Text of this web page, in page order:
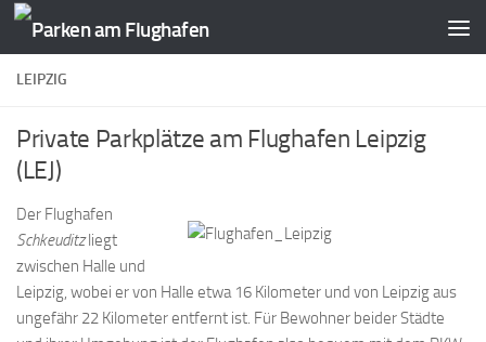
Zum Inhalt springen
LEIPZIG
Private Parkplätze am Flughafen Leipzig
(LEJ)
Der Flughafen
Schkeuditzliegt
zwischen Halle und
Leipzig, wobei er von Halle etwa 16 Kilometer und von Leipzig aus
ungefähr 22 Kilometer entfernt ist. Für Bewohner beider Städte